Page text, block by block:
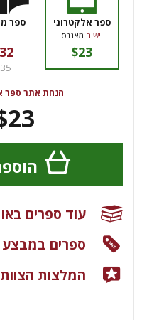
ספר אלקטרוני
יישום מאגנס
$23
ספר
הנחת אתר ספר
עוד ספרים
ספרים במבצע
המלצות הצוות